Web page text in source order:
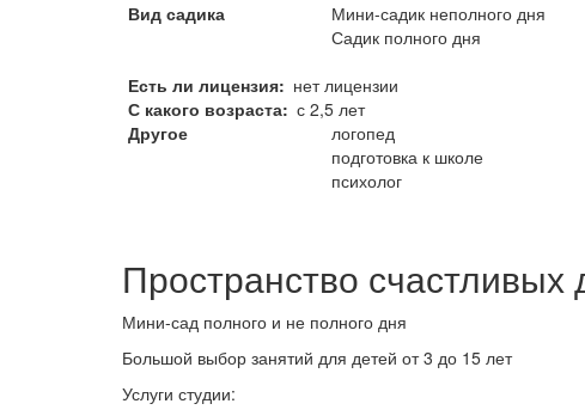
Вид садика
Мини-садик неполного дня
Садик полного дня
Есть ли лицензия
нет лицензии
С какого возраста с 2,5 лет
Другое
логопед
подготовка к школе
психолог
Пространство счастливых
Мини-сад полного и не полного дня
Большой выбор занятий для детей от 3 до 15 лет
Услуги студии: